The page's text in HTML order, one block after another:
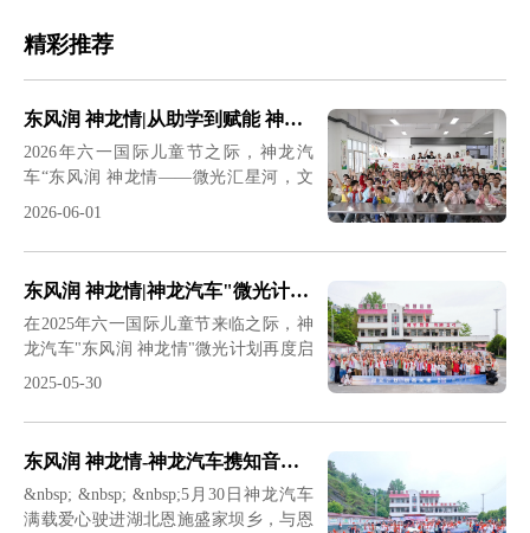
精彩推荐
东风润 神龙情|从助学到赋能 神龙汽车十四载坚守书写企业责任新篇
2026年六一国际儿童节之际，神龙汽
车“东风润 神龙情——微光汇星河，文
奔赴恩施盛家坝神龙希望小学，为乡村
资与慰问金，并带来汽车科普、文化课
堂、趣味运动等沉浸式互动活动，以陪
伴与知识为孩子们点亮成长之路。这场
跨越十四载的爱心坚守，既是神龙汽车
教育帮扶助力乡村振兴的务实举措，深
刻诠释了企业长期主义、利他主义的责
任担当。自2013年起，神龙汽车便与湖
北宜昌兴山昭君镇、恩施盛
2026-06-01
东风润 神龙情|神龙汽车"微光计划"持续照亮乡村教育之路
在2025年六一国际儿童节来临之际，神
龙汽车"东风润 神龙情"微光计划再度启
程，踏着清晨的薄雾，公司志愿者与爱
学生们送去包含学习电脑、体育用品、
书籍等爱心大礼包和慰问金，并与学生
们一起开展了汽车小知识、音乐课堂、
运动小游戏等互动活动，将知识的星光
与成长的希望播撒在恩施盛家坝神龙希
2025-05-30
东风润 神龙情-神龙汽车携知音车主走进恩施希望小学开展公益助学
&nbsp; &nbsp; &nbsp;5月30日神龙汽车
满载爱心驶进湖北恩施盛家坝乡，与恩